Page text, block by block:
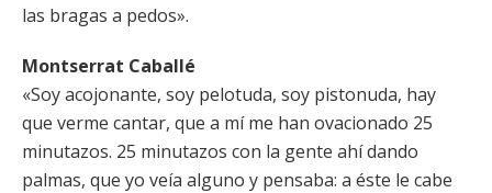
las bragas a pedos».
Montserrat Caballé
«Soy acojonante, soy pelotuda, soy pistonuda, hay
que verme cantar, que a mí me han ovacionado 25
minutazos. 25 minutazos con la gente ahí dando
palmas, que yo veía alguno y pensaba: a éste le cabe